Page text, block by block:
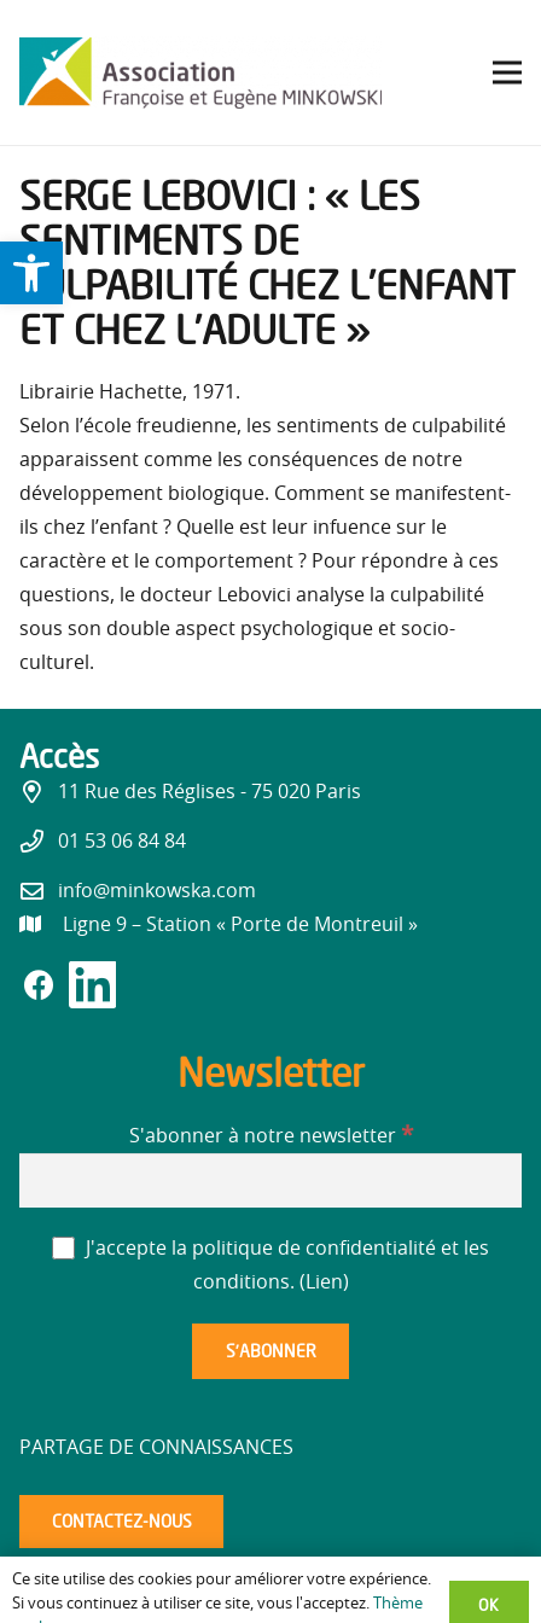
Ouvrir la barre d’outils
SERGE LEBOVICI : « LES
SENTIMENTS DE
CULPABILITÉ CHEZ L’ENFANT
ET CHEZ L’ADULTE »
Librairie Hachette, 1971.
Selon l’école freudienne, les sentiments de culpabilité
apparaissent comme les conséquences de notre
développement biologique. Comment se manifestent-
ils chez l’enfant ? Quelle est leur infuence sur le
caractère et le comportement ? Pour répondre à ces
questions, le docteur Lebovici analyse la culpabilité
sous son double aspect psychologique et socio-
culturel.
Accès
11 Rue des Réglises - 75 020 Paris
01 53 06 84 84
info@minkowska.com
Ligne 9 – Station « Porte de Montreuil »
Newsletter
S'abonner à notre newsletter *
J'accepte la politique de confidentialité et les
conditions. ( Lien)
PARTAGE DE CONNAISSANCES
CONTACTEZ-NOUS
Mentions légales–Politique de confidentialité–Accessibilité–
Ce site utilise des cookies pour améliorer votre expérience.
Si vous continuez à utiliser ce site, vous l'acceptez.
Thème
OK